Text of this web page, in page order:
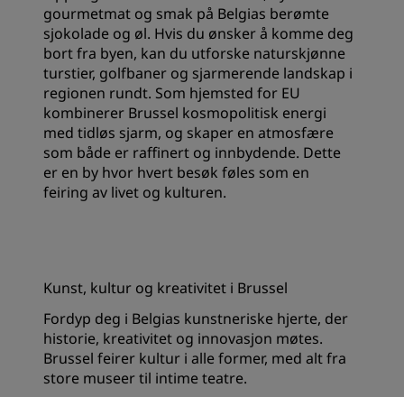
gourmetmat og smak på Belgias berømte
sjokolade og øl. Hvis du ønsker å komme deg
bort fra byen, kan du utforske naturskjønne
turstier, golfbaner og sjarmerende landskap i
regionen rundt. Som hjemsted for EU
kombinerer Brussel kosmopolitisk energi
med tidløs sjarm, og skaper en atmosfære
som både er raffinert og innbydende. Dette
er en by hvor hvert besøk føles som en
feiring av livet og kulturen.
Kunst, kultur og kreativitet i Brussel
Fordyp deg i Belgias kunstneriske hjerte, der
historie, kreativitet og innovasjon møtes.
Brussel feirer kultur i alle former, med alt fra
store museer til intime teatre.